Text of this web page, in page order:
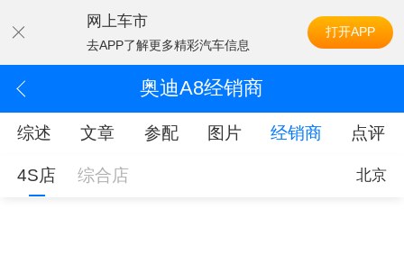
网上车市
去APP了解更多精彩汽车信息
打开APP
奥迪A8经销商
综述 文章 参配 图片 经销商 点评
4S店 综合店 北京